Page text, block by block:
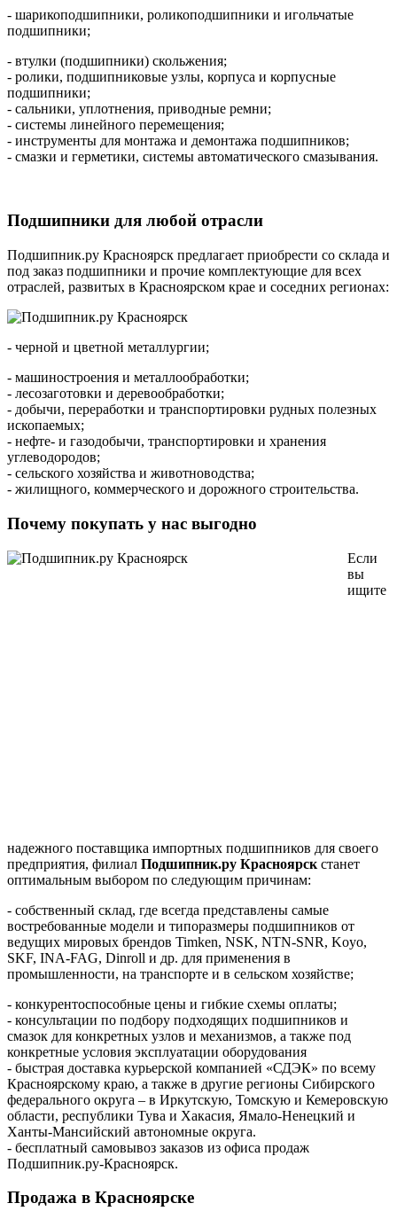
- шарикоподшипники, роликоподшипники и игольчатые
подшипники;
- втулки (подшипники) скольжения;
- ролики, подшипниковые узлы, корпуса и корпусные
подшипники;
- сальники, уплотнения, приводные ремни;
- системы линейного перемещения;
- инструменты для монтажа и демонтажа подшипников;
- смазки и герметики, системы автоматического смазывания.
Подшипники для любой отрасли
Подшипник.ру Красноярск предлагает приобрести со склада и
под заказ подшипники и прочие комплектующие для всех
отраслей, развитых в Красноярском крае и соседних регионах:
- черной и цветной металлургии;
- машиностроения и металлообработки;
- лесозаготовки и деревообработки;
- добычи, переработки и транспортировки рудных полезных
ископаемых;
- нефте- и газодобычи, транспортировки и хранения
углеводородов;
- сельского хозяйства и животноводства;
- жилищного, коммерческого и дорожного строительства.
Почему покупать у нас выгодно
Если
вы
ищите
надежного поставщика импортных подшипников для своего
предприятия, филиал Подшипник.ру Красноярск станет
оптимальным выбором по следующим причинам:
- собственный склад, где всегда представлены самые
востребованные модели и типоразмеры подшипников от
ведущих мировых брендов Timken, NSK, NTN-SNR, Koyo,
SKF, INA-FAG, Dinroll и др. для применения в
промышленности, на транспорте и в сельском хозяйстве;
- конкурентоспособные цены и гибкие схемы оплаты;
- консультации по подбору подходящих подшипников и
смазок для конкретных узлов и механизмов, а также под
конкретные условия эксплуатации оборудования
- быстрая доставка курьерской компанией «СДЭК» по всему
Красноярскому краю, а также в другие регионы Сибирского
федерального округа – в Иркутскую, Томскую и Кемеровскую
области, республики Тува и Хакасия, Ямало-Ненецкий и
Ханты-Мансийский автономные округа.
- бесплатный самовывоз заказов из офиса продаж
Подшипник.ру-Красноярск.
Продажа в Красноярске